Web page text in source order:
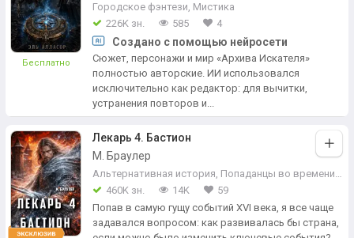
Бесплатно
Городское фэнтези, Мистика
226K зн.
585 4
Создано с помощью нейросети
Сюжет, персонажи и мир «Архива Искателя»
полностью авторские. ИИ использовался
исключительно как редактор: для вычитки,
устранения повторов и...
Лекарь 4. Бастион
М. Браулер
Альтернативная история, Попаданцы во времени,
460K зн.
14K
59
Попав в самую гущу событий XVI века, я все чаще
задавался вопросом: как развивалась бы страна,